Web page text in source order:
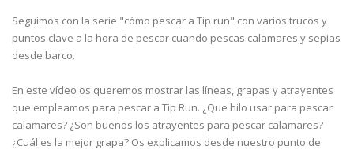
Seguimos con la serie "cómo pescar a Tip run" con varios trucos y
puntos clave a la hora de pescar cuando pescas calamares y sepias
desde barco.
En este vídeo os queremos mostrar las líneas, grapas y atrayentes
que empleamos para pescar a Tip Run. ¿Que hilo usar para pescar
calamares? ¿Son buenos los atrayentes para pescar calamares?
¿Cuál es la mejor grapa? Os explicamos desde nuestro punto de